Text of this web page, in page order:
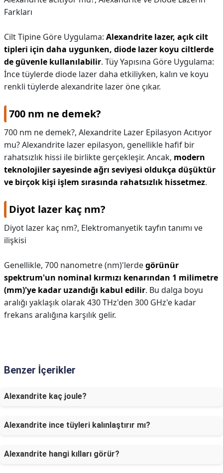
Farkları
Cilt Tipine Göre Uygulama: Alexandrite lazer, açık cilt
tipleri için daha uygunken, diode lazer koyu ciltlerde
de güvenle kullanılabilir. Tüy Yapısına Göre Uygulama:
İnce tüylerde diode lazer daha etkiliyken, kalın ve koyu
renkli tüylerde alexandrite lazer öne çıkar.
700 nm ne demek?
700 nm ne demek?, Alexandrite Lazer Epilasyon Acıtıyor
mu? Alexandrite lazer epilasyon, genellikle hafif bir
rahatsızlık hissi ile birlikte gerçekleşir. Ancak, modern
teknolojiler sayesinde ağrı seviyesi oldukça düşüktür
ve birçok kişi işlem sırasında rahatsızlık hissetmez.
Diyot lazer kaç nm?
Diyot lazer kaç nm?, Elektromanyetik tayfın tanımı ve
ilişkisi
Genellikle, 700 nanometre (nm)'lerdegörünür
spektrum'un nominal kırmızı kenarından 1 milimetre
(mm)'ye kadar uzandığı kabul edilir. Bu dalga boyu
aralığı yaklaşık olarak 430 THz'den 300 GHz'e kadar
frekans aralığına karşılık gelir.
Benzer İçerikler
Alexandrite kaç joule?
Alexandrite ince tüyleri kalınlaştırır mı?
Alexandrite hangi kılları görür?